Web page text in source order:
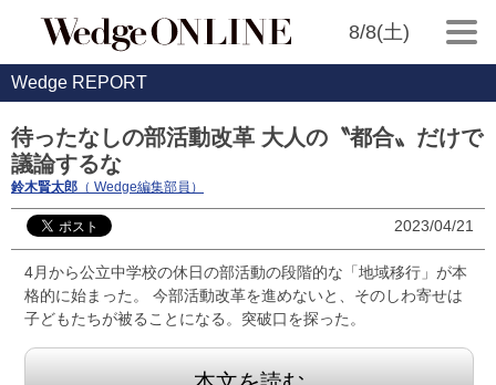
8/8(土)
Wedge REPORT
待ったなしの部活動改革 大人の〝都合〟だけで
議論するな
鈴木賢太郎 （ Wedge編集部員）
2023/04/21
4月から公立中学校の休日の部活動の段階的な「地域移行」が本
格的に始まった。 今部活動改革を進めないと、そのしわ寄せは
子どもたちが被ることになる。突破口を探った。